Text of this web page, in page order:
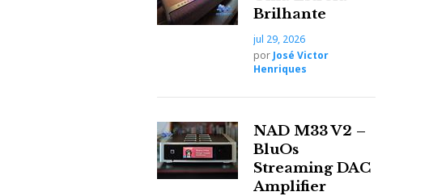
Brilhante
jul 29, 2026
por José Victor
Henriques
NAD M33 V2 –
BluOs
Streaming DAC
Amplifier